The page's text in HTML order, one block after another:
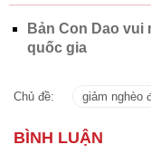
Bản Con Dao
quốc gia
Chủ đề: giảm nghèo